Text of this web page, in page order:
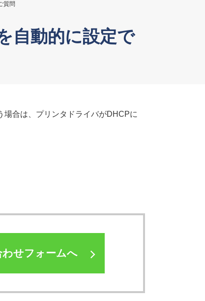
質問
自動的に設定で
合は、プリンタドライバがDHCPに
わせフォームへ